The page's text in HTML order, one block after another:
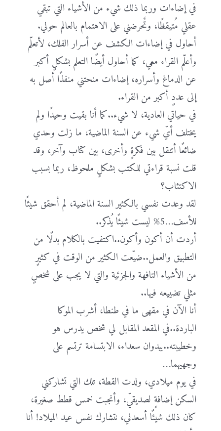
في إضاءات وربما ذلك شيء من الأشياء التي تبقي
عقلي مُتيقظًا، وتٌحرضني على الاهتمام بالعالم حولي.
أحاول في إضاءات الكشف عن أسرار الفلك، لأتعلّم
وأعلّم القراء معي، كما أحاول أيضًا التعلم بشكلٍ أكبر
عن الدماغ وأسراره، إضاءات منحتني منفذًا أصل به
إلى عددٍ أكبر من القراء.
في حياتي العادية، لا شيء..كما أنا بقيت وحيدًا ولم
يختلف أيّ شيء عن السنة الماضية، ما زلت وحدي
ضائعًا أتنقل بين فكرةٍ وأخرى، بين كتاب وآخر، وقد
قلت نسبة قراءتي للكتب بشكلٍ ملحوظ، ربما بسبب
الاكتئاب؟
لقد وعدت نفسي بالكثير السنة الماضية، لم أحقق شيئًا
للأسف…5% ليست شيئًا يُذكر..
أردت أن أكون وأكون..اكتفيت بالكلام بدلًا من
التطبيق والعمل..ضيّعت الكثير من الوقت في كثيرٍ
من الأشياء التافهة والجزئية والتي لا يجب على شخصٍ
مثلي تضييعه فيها..
أنا الآن في مقهى ما في طنطا، أشرب الموكا
الباردة..في المقعد المقابل لي شخص يدرس هو
وخطيبته..يبدوان سعداء، الابتسامة ترتسم على
وجهيهما…
في يوم ميلادي، ولدت القطة، تلك التي تشاركني
السكن إضافةٍ لصديقيّ، وأنجبت خمس قطط صغيرة،
كان ذلك شيئًا أسعدني، نتشارك نفس عيد الميلاد! أنا